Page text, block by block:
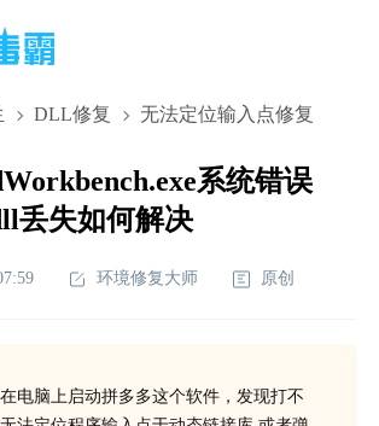
DLL修复 无法定位输入点修复
系统错误
丢失如何解决
环境修复大师 原创
电脑上启动拼多多这个软件，发现打不